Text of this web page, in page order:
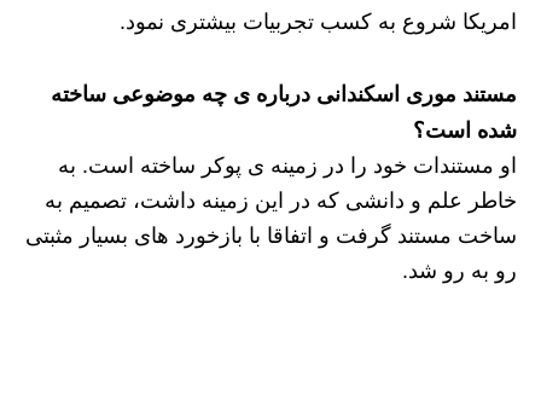
امریکا شروع به کسب تجربیات بیشتری نمود.
مستند موری اسکندانی درباره ی چه موضوعی ساخته
شده است؟
او مستندات خود را در زمینه ی پوکر ساخته است. به
خاطر علم و دانشی که در این زمینه داشت، تصمیم به
ساخت مستند گرفت و اتفاقا با بازخورد های بسیار مثبتی
رو به رو شد.